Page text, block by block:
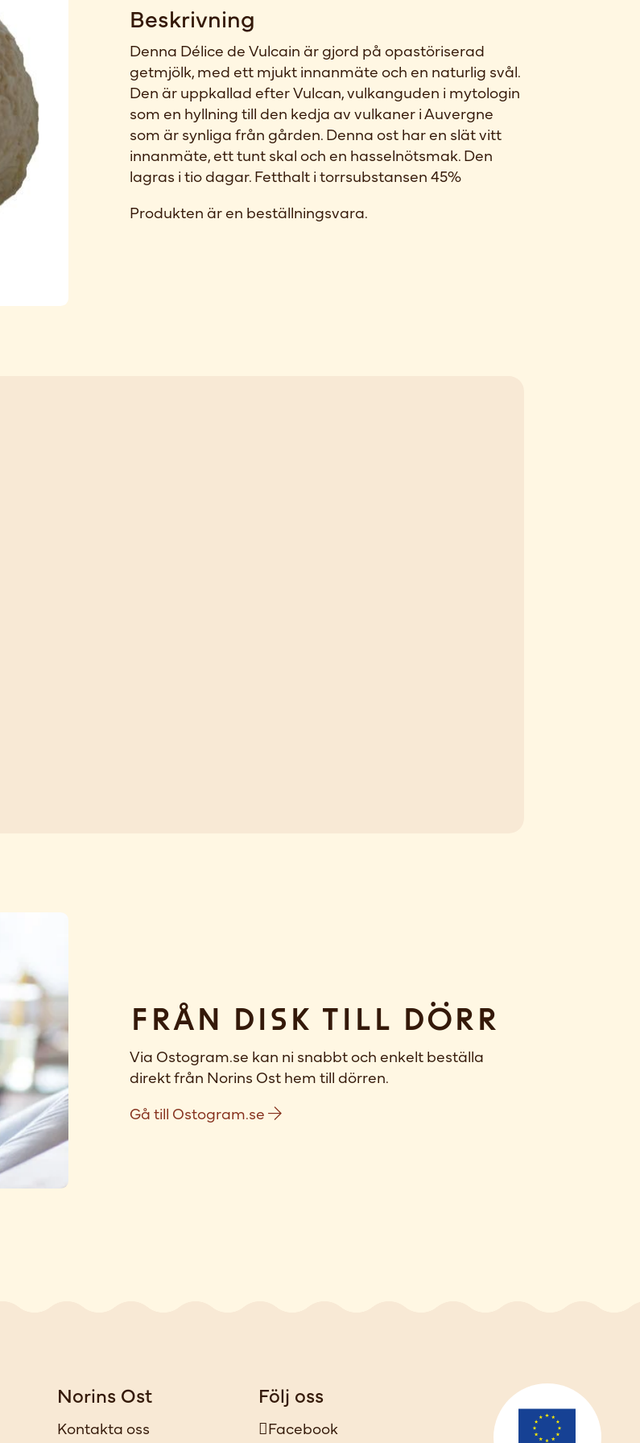
Beskrivning
Denna Délice de Vulcain är gjord på opastöriserad
getmjölk, med ett mjukt innanmäte och en naturlig svål.
Den är uppkallad efter Vulcan, vulkanguden i mytologin
som en hyllning till den kedja av vulkaner i Auvergne
som är synliga från gården. Denna ost har en slät vitt
innanmäte, ett tunt skal och en hasselnötsmak. Den
lagras i tio dagar. Fetthalt i torrsubstansen 45%
Produkten är en beställningsvara.
Från disk till dörr
Via Ostogram.se kan ni snabbt och enkelt beställa
direkt från Norins Ost hem till dörren.
Gå till Ostogram.se
Norins Ost
Kontakta oss
Följ oss
Facebook